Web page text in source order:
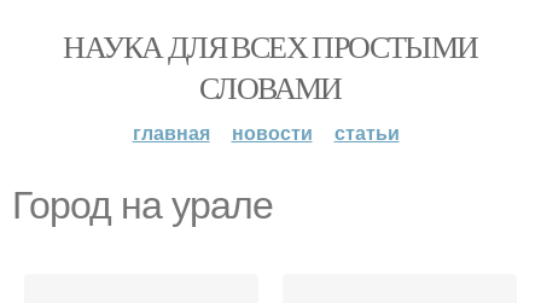
НАУКА ДЛЯ ВСЕХ ПРОСТЫМИ
СЛОВАМИ
главная новости статьи
Город на урале